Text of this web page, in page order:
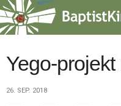
Spring
menu
over
gå
tilbage
Yego-
26. SEP. 2018